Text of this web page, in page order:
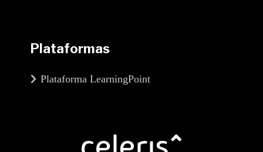
Plataformas
Plataforma LearningPoint